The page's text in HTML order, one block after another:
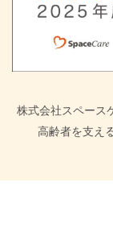
株式会社スペース
高齢者を支え